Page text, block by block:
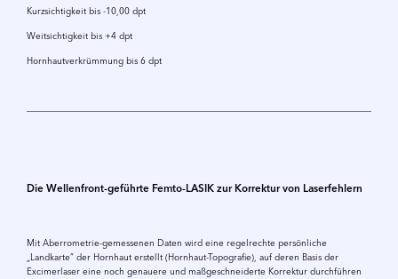
Kurzsichtigkeit bis -10,00 dpt
Weitsichtigkeit bis +4 dpt
Hornhautverkrümmung bis 6 dpt
Die Wellenfront-geführte Femto-LASIK zur Korrektur von Laserfehlern
Mit Aberrometrie-gemessenen Daten wird eine regelrechte persönliche
„Landkarte” der Hornhaut erstellt (Hornhaut-Topografie), auf deren Basis der
Excimerlaser eine noch genauere und maßgeschneiderte Korrektur durchführen